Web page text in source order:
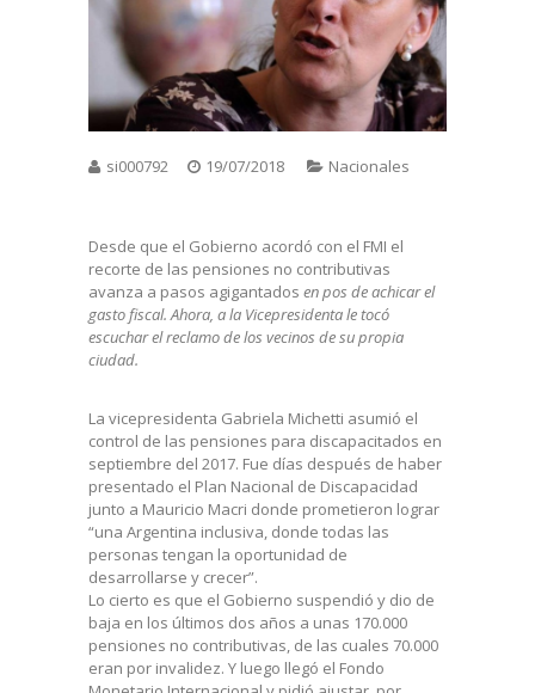
si000792 19/07/2018 Nacionales
Desde que el Gobierno acordó con el FMI el
recorte de las pensiones no contributivas
avanza a pasos agigantadosen pos de achicar el
gasto fiscal. Ahora, a la Vicepresidenta le tocó
escuchar el reclamo de los vecinos de su propia
ciudad.
La vicepresidenta Gabriela Michetti asumió el
control de las pensiones para discapacitados en
septiembre del 2017. Fue días después de haber
presentado el Plan Nacional de Discapacidad
junto a Mauricio Macri donde prometieron lograr
“una Argentina inclusiva, donde todas las
personas tengan la oportunidad de
desarrollarse y crecer”.
Lo cierto es que el Gobierno suspendió y dio de
baja en los últimos dos años a unas 170.000
pensiones no contributivas, de las cuales 70.000
eran por invalidez. Y luego llegó el Fondo